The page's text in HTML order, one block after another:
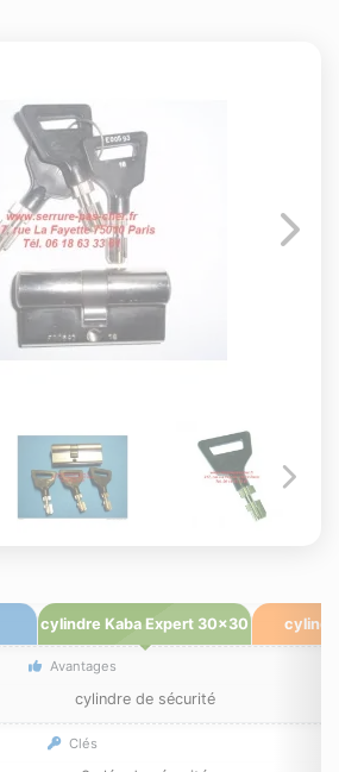
cylindre Kaba Expert 30x30
Avantages
cylindre de sécurité
Clés